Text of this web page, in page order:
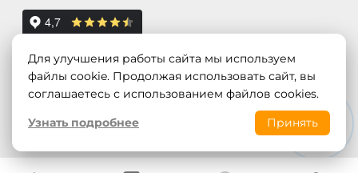
Для улучшения работы сайта мы используем
файлы cookie. Продолжая использовать сайт, вы
соглашаетесь с использованием файлов cookies.
Узнать подробнее
Принять